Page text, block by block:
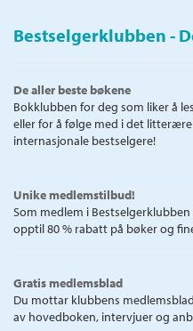
Bestselgerklubben -
De aller beste bøkene
Bokklubben for deg som liker å
eller for å følge med i det
internasjonale bestselgere!
Unike medlemstilbud!
Som medlem i
opptil 80 % rabatt på bøker og
Gratis medlemsblad
Du mottar klubbens
av hovedboken, intervjuer og